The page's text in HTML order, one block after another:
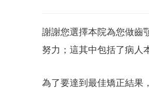
謝謝您選擇本院為您做齒
努力；這其中包括了病人
為了要達到最佳矯正結果